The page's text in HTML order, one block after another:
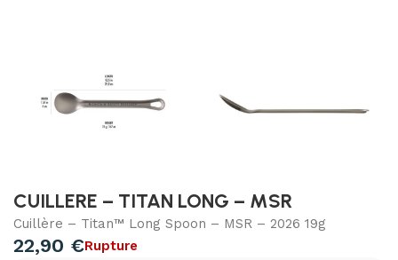
CUILLERE – TITAN LONG – MSR
Cuillère – Titan™ Long Spoon – MSR – 2026 19g
22,90 €Rupture